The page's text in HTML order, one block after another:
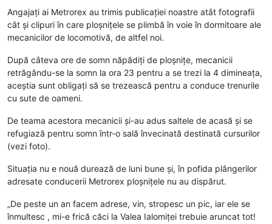
Angajați ai Metrorex au trimis publicației noastre atât fotografii
cât și clipuri în care ploșnițele se plimbă în voie în dormitoare ale
mecanicilor de locomotivă, de altfel noi.
După câteva ore de somn năpădiți de ploșnițe, mecanicii
retrăgându-se la somn la ora 23 pentru a se trezi la 4 dimineața,
aceștia sunt obligați să se trezească pentru a conduce trenurile
cu sute de oameni.
De teama acestora mecanicii și-au adus saltele de acasă și se
refugiază pentru somn într-o sală învecinată destinată cursurilor
(vezi foto).
Situația nu e nouă durează de luni bune și, în pofida plângerilor
adresate conducerii Metrorex ploșnițele nu au dispărut.
„De peste un an facem adrese, vin, stropesc un pic, iar ele se
înmultesc , mi-e frică căci la Valea Ialomiței trebuie aruncat tot!